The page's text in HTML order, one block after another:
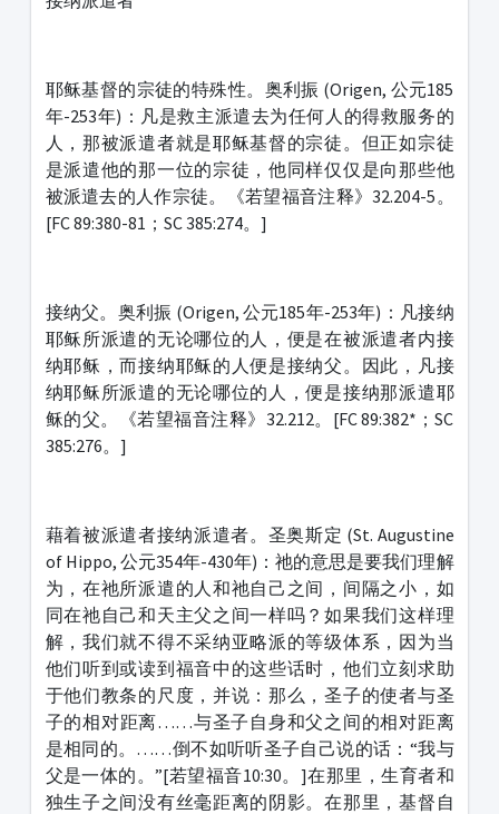
耶稣基督的宗徒的特殊性。奥利振 (Origen, 公元185
年-253年)：凡是救主派遣去为任何人的得救服务的
人，那被派遣者就是耶稣基督的宗徒。但正如宗徒
是派遣他的那一位的宗徒，他同样仅仅是向那些他
被派遣去的人作宗徒。《若望福音注释》32.204-5。
[FC 89:380-81；SC 385:274。]
接纳父。奥利振 (Origen, 公元185年-253年)：凡接纳
耶稣所派遣的无论哪位的人，便是在被派遣者内接
纳耶稣，而接纳耶稣的人便是接纳父。因此，凡接
纳耶稣所派遣的无论哪位的人，便是接纳那派遣耶
稣的父。《若望福音注释》32.212。[FC 89:382*；SC
385:276。]
藉着被派遣者接纳派遣者。圣奥斯定 (St. Augustine
of Hippo, 公元354年-430年)：祂的意思是要我们理解
为，在祂所派遣的人和祂自己之间，间隔之小，如
同在祂自己和天主父之间一样吗？如果我们这样理
解，我们就不得不采纳亚略派的等级体系，因为当
他们听到或读到福音中的这些话时，他们立刻求助
于他们教条的尺度，并说：那么，圣子的使者与圣
子的相对距离……与圣子自身和父之间的相对距离
是相同的。……倒不如听听圣子自己说的话：“我与
父是一体的。”[若望福音10:30。]在那里，生育者和
独生子之间没有丝毫距离的阴影。在那里，基督自